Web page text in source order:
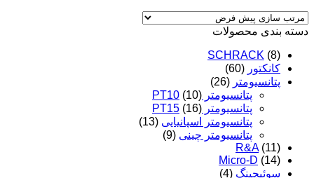
دسته‌ بندی محصولات
SCHRACK (8)
کانکتور (60)
پتانسیومتر (26)
پتانسیومتر PT10 (10)
پتانسیومتر PT15 (16)
پتانسیومتر اسپانیایی (13)
پتانسیومتر چینی (9)
R&A (11)
Micro-D (14)
سوئیچینگ (4)